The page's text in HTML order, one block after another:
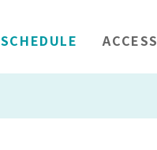
SCHEDULE ACCESS